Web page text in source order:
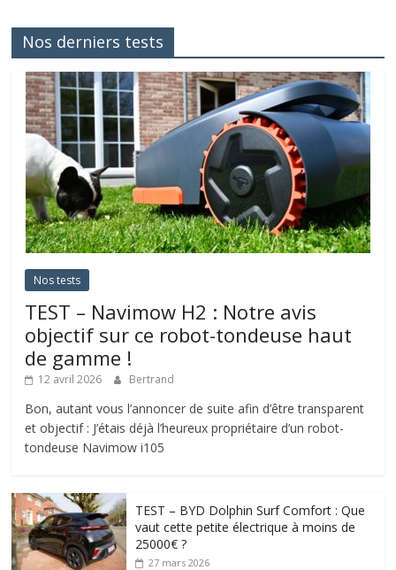
Nos derniers tests
Nos tests
TEST – Navimow H2 : Notre avis
objectif sur ce robot-tondeuse haut
de gamme !
12 avril 2026 Bertrand
Bon, autant vous l’annoncer de suite afin d’être transparent
et objectif : J’étais déjà l’heureux propriétaire d’un robot-
tondeuse Navimow i105
TEST – BYD Dolphin Surf Comfort : Que
vaut cette petite électrique à moins de
25000€ ?
27 mars 2026